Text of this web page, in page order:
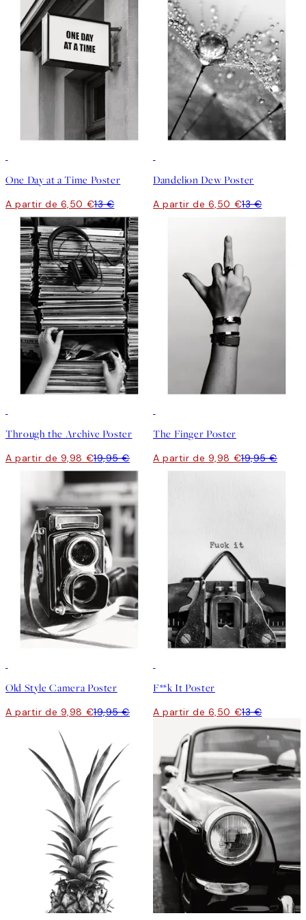
One Day at a Time Poster
A partir de 6,50 €13 €
Dandelion Dew Poster
A partir de 6,50 €13 €
Through the Archive Poster
A partir de 9,98 €19,95 €
The Finger Poster
A partir de 9,98 €19,95 €
Old Style Camera Poster
A partir de 9,98 €19,95 €
F**k It Poster
A partir de 6,50 €13 €